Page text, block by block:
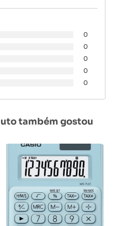
0
0
0
0
0
também gostou